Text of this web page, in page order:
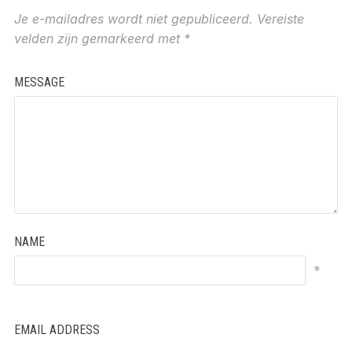
Je e-mailadres wordt niet gepubliceerd. Vereiste
velden zijn gemarkeerd met *
MESSAGE
NAME
*
EMAIL ADDRESS